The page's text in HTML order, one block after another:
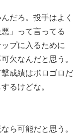
だろ。投手はよく
」って言ってる
プに入るために
欠なんだと思う。
成績はボロゴロだ
るけどな。
ら可能だと思う。